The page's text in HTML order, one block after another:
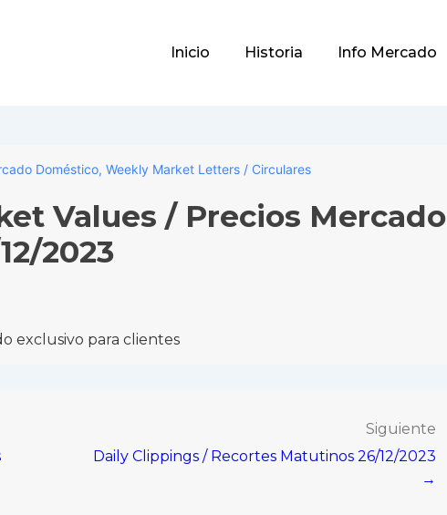
Main
Inicio Historia Info Mercado
Doméstico, Weekly Market Letters / Circulares
Values / Precios Mercado
2023
exclusivo para clientes
Siguiente
Daily Clippings / Recortes Matutinos 26/12/2023
→